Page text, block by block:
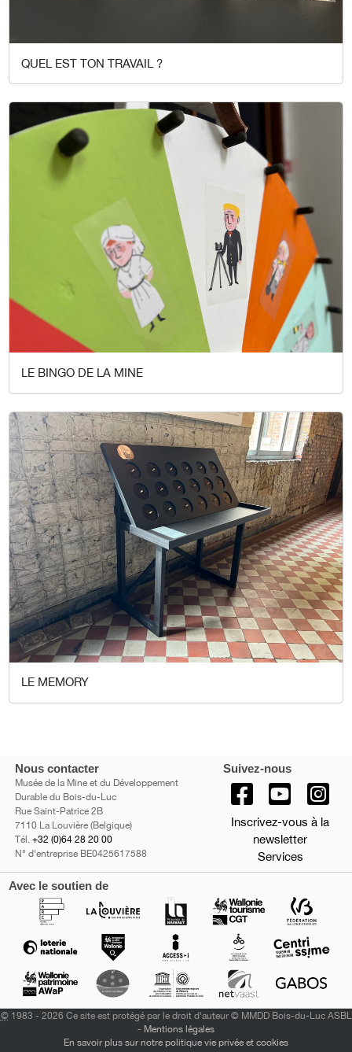
QUEL EST TON TRAVAIL ?
LE BINGO DE LA MINE
LE MEMORY
Nous contacter
Musée de la Mine et du Développement
Durable du Bois-du-Luc
Rue Saint-Patrice 2B
7110 La Louvière (Belgique)
Tél. +32 (0)64 28 20 00
N° d'entreprise BE0425617588
Suivez-nous
Inscrivez-vous à la
newsletter
Services
Avec le soutien de
©1983 - 2026 Ce site est protégé par le droit d'auteur © MMDD Bois-du-Luc ASBL
- Mentions légales
En savoir plus sur notre politique vie privée et cookies